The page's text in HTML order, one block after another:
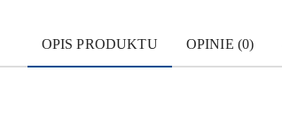
OPIS PRODUKTU OPINIE (0)